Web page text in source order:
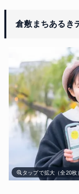
倉敷まちあるき
タップで拡大（全20枚